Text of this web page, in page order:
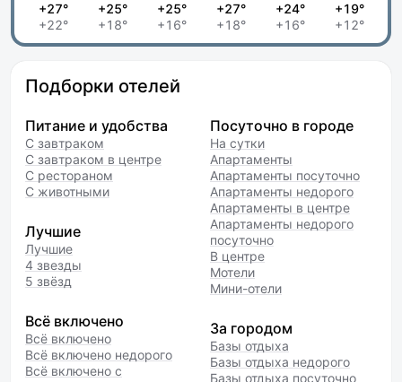
+27°
+22°
+25°
+18°
+25°
+16°
+27°
+18°
+24°
+16°
+19°
+12°
Подборки отелей
Питание и удобства
С завтраком
С завтраком в центре
С рестораном
С животными
Лучшие
Лучшие
4 звезды
5 звёзд
Всё включено
Всё включено
Всё включено недорого
Всё включено с
Посуточно в городе
На сутки
Апартаменты
Апартаменты посуточно
Апартаменты недорого
Апартаменты в центре
Апартаменты недорого
посуточно
В центре
Мотели
Мини-отели
За городом
Базы отдыха
Базы отдыха недорого
Базы отдыха посуточно